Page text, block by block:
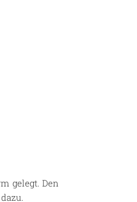
gelegt. Den